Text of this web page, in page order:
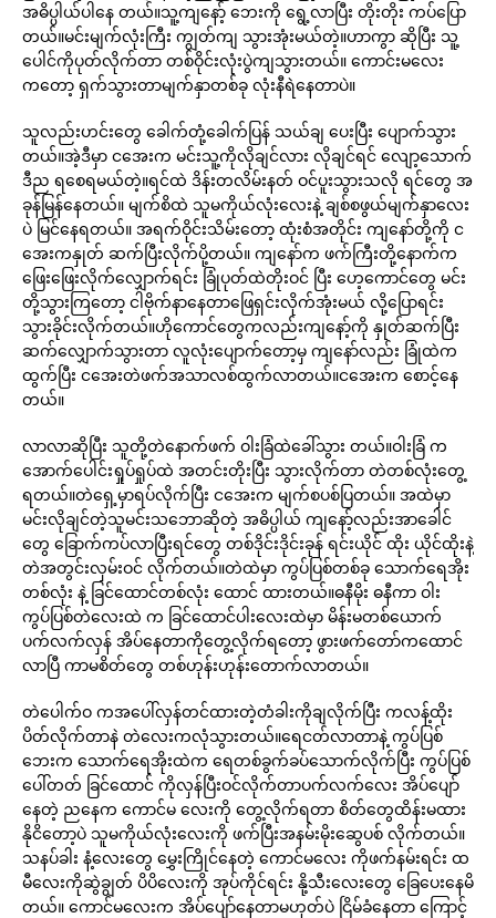
အဓိပ္ပါယ်ပါနေ တယ်။သူ့ကျနော့် ဘေးကို ရွေ့လာပြီး တိုးတိုး ကပ်ပြော
တယ်။မင်းမျက်လုံးကြီး ကျွတ်ကျ သွားအုံးမယ်တဲ့။ဟာကွာ ဆိုပြီး သူ့
ပေါင်ကိုပုတ်လိုက်တာ တစ်ဝိုင်းလုံးပွဲကျသွားတယ်။ ကောင်းမလေး
ကတော့ ရှက်သွားတာမျက်နှာတစ်ခု လုံးနီရဲနေတာပဲ။
သူလည်းဟင်းတွေ ခေါက်တုံ့ခေါက်ပြန် သယ်ချ ပေးပြီး ပျောက်သွား
တယ်။အဲ့ဒီမှာ ငအေးက မင်းသူ့ကိုလိုချင်လား လိုချင်ရင် လျော့သောက်
ဒီည ရစေရမယ်တဲ့။ရင်ထဲ ဒိန်းတလိမ်းနတ် ဝင်ပူးသွားသလို ရင်တွေ အ
ခုန်မြန်နေတယ်။ မျက်စိထဲ သူမကိုယ်လုံးလေးနဲ့ ချစ်စဖွယ်မျက်နှာလေး
ပဲ မြင်နေရတယ်။ အရက်ဝိုင်းသိမ်းတော့ ထုံးစံအတိုင်း ကျနော်တို့ကို င
အေးကနှုတ် ဆက်ပြီးလိုက်ပို့တယ်။ ကျနော်က ဖက်ကြီးတို့နောက်က
ဖြေးဖြေးလိုက်လျှောက်ရင်း ခြုံပုတ်ထဲတိုးဝင် ပြီး ဟေ့ကောင်တွေ မင်း
တို့သွားကြတော့ ငါဗိုက်နာနေတာဖြေရှင်းလိုက်အုံးမယ် လို့ပြောရင်း
သွားခိုင်းလိုက်တယ်။ဟိုကောင်တွေကလည်းကျနော့်ကို နှုတ်ဆက်ပြီး
ဆက်လျှောက်သွားတာ လူလုံးပျောက်တော့မှ ကျနော်လည်း ခြုံထဲက
ထွက်ပြီး ငအေးတဲဖက်အသာလစ်ထွက်လာတယ်။ငအေးက စောင့်နေ
တယ်။
လာလာဆိုပြီး သူတို့တဲနောက်ဖက် ဝါးခြံထဲခေါ်သွား တယ်။ဝါးခြံ က
အောက်ပေါင်းရှုပ်ရှုပ်ထဲ အတင်းတိုးပြီး သွားလိုက်တာ တဲတစ်လုံးတွေ့
ရတယ်။တဲရှေ့မှာရပ်လိုက်ပြီး ငအေးက မျက်စပစ်ပြတယ်။ အထဲမှာ
မင်းလိုချင်တဲ့သူမင်းသဘောဆိုတဲ့ အဓိပ္ပါယ် ကျနော့်လည်းအာခေါင်
တွေ ခြောက်ကပ်လာပြီးရင်တွေ တစ်ဒိုင်းဒိုင်းခုန် ရင်းယိုင် ထိုး ယိုင်ထိုးနဲ့
တဲအတွင်းလှမ်းဝင် လိုက်တယ်။တဲထဲမှာ ကွပ်ပြစ်တစ်ခု သောက်ရေအိုး
တစ်လုံး နဲ့ ခြင်ထောင်တစ်လုံး ထောင် ထားတယ်။ဓနီမိုး ဓနီကာ ဝါး
ကွပ်ပြစ်တဲလေးထဲ က ခြင်ထောင်ပါးလေးထဲမှာ မိန်းမတစ်ယောက်
ပက်လက်လှန် အိပ်နေတာကိုတွေ့လိုက်ရတော့ ဖွားဖက်တော်ကထောင်
လာပြီ ကာမစိတ်တွေ တစ်ဟုန်းဟုန်းတောက်လာတယ်။
တဲပေါက်ဝ ကအပေါ်လှန်တင်ထားတဲ့တံခါးကိုချလိုက်ပြီး ကလန့်ထိုး
ပိတ်လိုက်တာနဲ တဲလေးကလုံသွားတယ်။ရေငတ်လာတာနဲ့ ကွပ်ပြစ်
ဘေးက သောက်ရေအိုးထဲက ရေတစ်ခွက်ခပ်သောက်လိုက်ပြီး ကွပ်ပြစ်
ပေါ်တတ် ခြင်ထောင် ကိုလှန်ပြီးဝင်လိုက်တာပက်လက်လေး အိပ်ပျော်
နေတဲ့ ညနေက ကောင်မ လေးကို တွေ့လိုက်ရတာ စိတ်တွေထိန်းမထား
နိုငိတော့ပဲ သူမကိုယ်လုံးလေးကို ဖက်ပြီးအနမ်းမိုးဆွေပစ် လိုက်တယ်။
သနပ်ခါး နံ့လေးတွေ မွှေးကြိုင်နေတဲ့ ကောင်မလေး ကိုဖက်နမ်းရင်း ထ
မီလေးကိုဆွဲချွတ် ပိပိလေးကို အုပ်ကိုင်ရင်း နို့သီးလေးတွေ ခြေပေးနေမိ
တယ်။ ကောင်မလေးက အိပ်ပျော်နေတာမဟုတ်ပဲ ငြိမ်ခံနေတာ ကြောင့်